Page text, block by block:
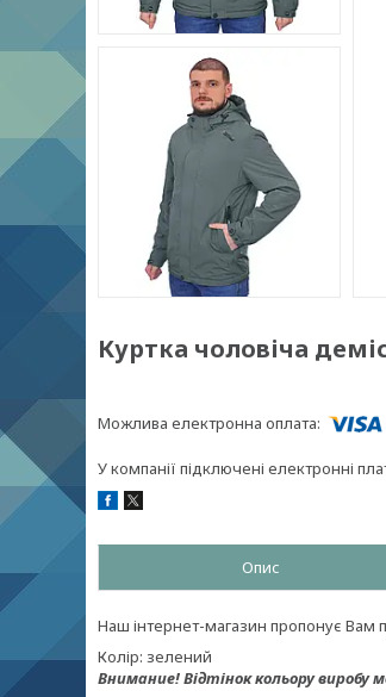
Куртка чоловіча
У компанії підключені електронні
Опис
Наш інтернет-магазин пропонує Вам
Колір: зелений
Внимание!Відтінок кольору виробу